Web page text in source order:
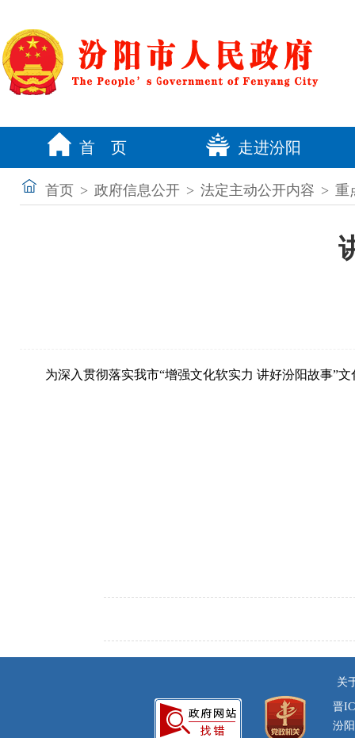
首 页 走进汾阳
首页 > 政府信息公开 > 法定主动公开内容 > 重
为深入贯彻落实我市“增强文化软实力 讲好汾阳故事”
关
晋
汾